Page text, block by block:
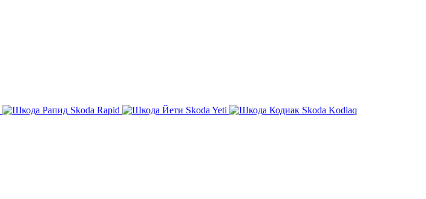
Skoda Rapid Skoda Yeti
Skoda Kodiaq